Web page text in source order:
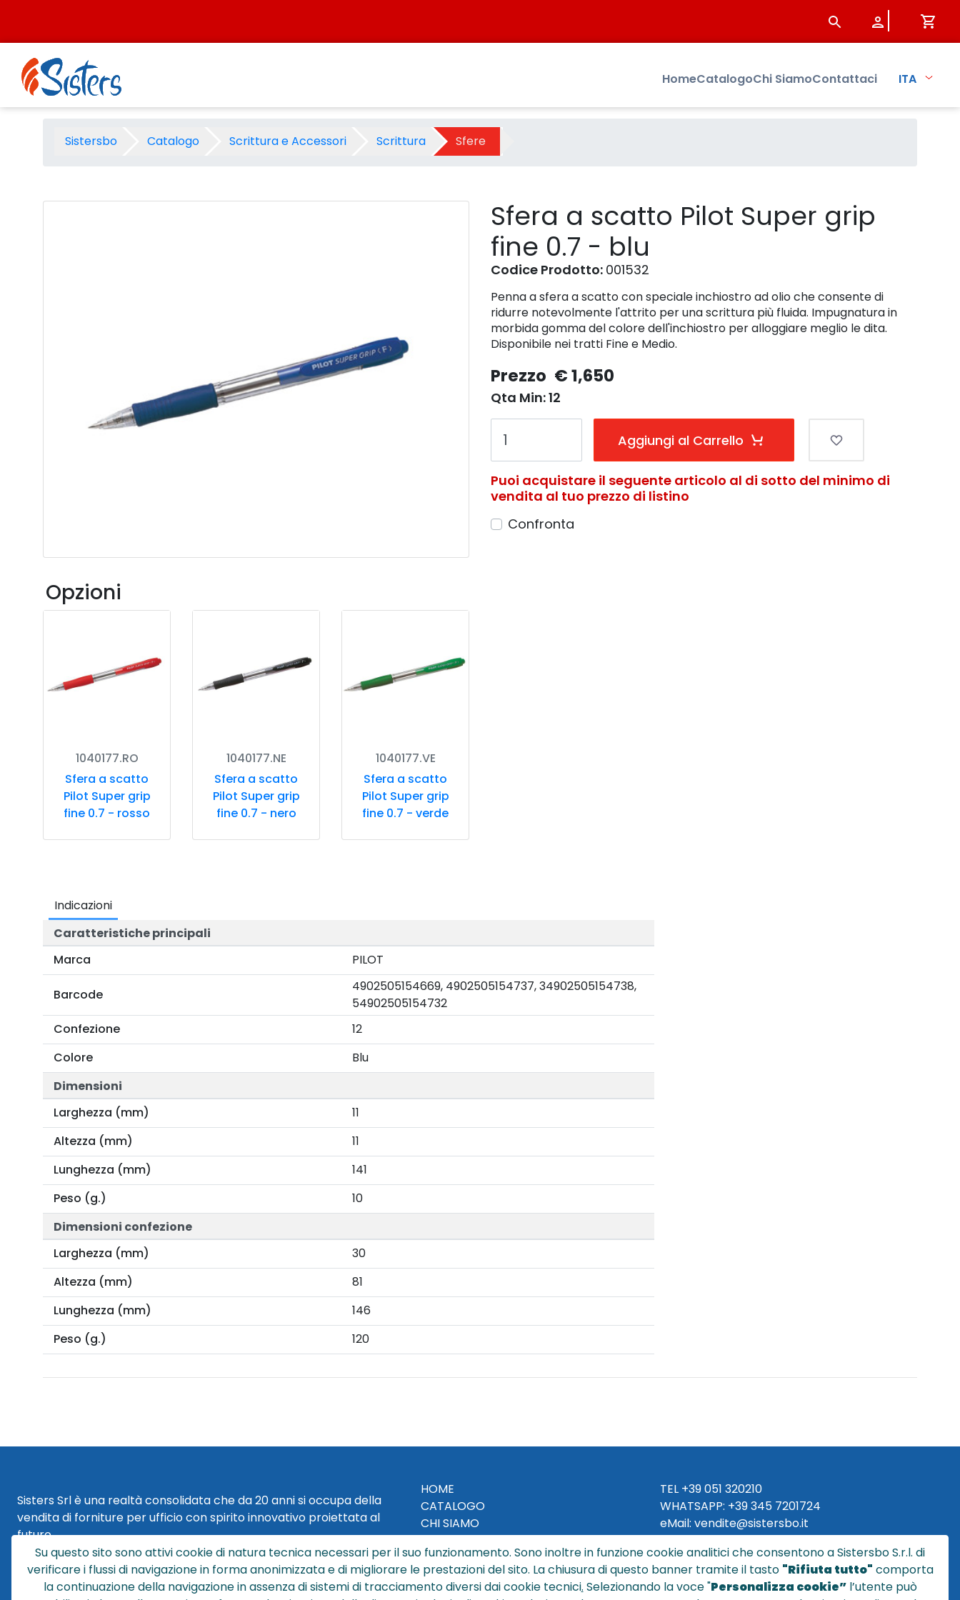
Sfera a scatto Pilot Super grip fine 0.7 - blu - Prodotto - Sistersbo
HomeCatalogoChi SiamoContattaci ITA
Sistersbo Catalogo Scrittura e Accessori Scrittura Sfere
Sfera a scatto Pilot Super grip
fine 0.7 - blu
Codice Prodotto: 001532
Penna a sfera a scatto con speciale inchiostro ad olio che consente di
ridurre notevolmente l'attrito per una scrittura più fluida. Impugnatura in
morbida gomma del colore dell'inchiostro per alloggiare meglio le dita.
Disponibile nei tratti Fine e Medio.
Prezzo € 1,650
Qta Min: 12
Aggiungi al Carrello
Puoi acquistare il seguente articolo al di sotto del minimo di
vendita al tuo prezzo di listino
Confronta
Opzioni
1040177.RO
Sfera a scatto
Pilot Super grip
fine 0.7 - rosso
1040177.NE
Sfera a scatto
Pilot Super grip
fine 0.7 - nero
1040177.VE
Sfera a scatto
Pilot Super grip
fine 0.7 - verde
Indicazioni
Caratteristiche principali
Marca
PILOT
Barcode
4902505154669, 4902505154737, 34902505154738,
54902505154732
Confezione
12
Colore
Blu
Dimensioni
Larghezza (mm)
11
Altezza (mm)
11
Lunghezza (mm)
141
Peso (g.)
10
Dimensioni confezione
Larghezza (mm)
30
Altezza (mm)
81
Lunghezza (mm)
146
Peso (g.)
120
Sisters Srl è una realtà consolidata che da 20 anni si occupa della
vendita di forniture per ufficio con spirito innovativo proiettata al
futuro.
Sisters Srl | Sede Legale
Via Cesare Battisti 29
HOME
CATALOGO
CHI SIAMO
NEWS
CONTATTACI
CONDIZIONI DI VENDITA
TEL +39 051 320210
WHATSAPP: +39345 7201724
eMail: vendite@sistersbo.it
Orari Uffici:
Lun - Ven: 08:30 - 18:00
Su questo sito sono attivi cookie di natura tecnica necessari per il suo funzionamento. Sono inoltre in funzione cookie analitici che consentono a Sistersbo S.r.l. di
verificare i flussi di navigazione in forma anonimizzata e di migliorare le prestazioni del sito. La chiusura di questo banner tramite il tasto "Rifiuta tutto" comporta
la continuazione della navigazione in assenza di sistemi di tracciamento diversi dai cookie tecnici. Selezionando la voce "Personalizza cookie”l’utente può